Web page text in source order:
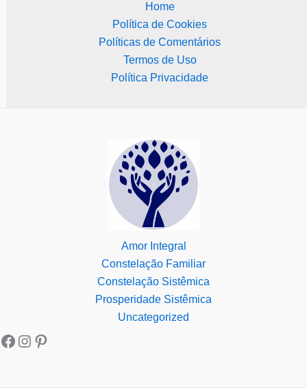
Home
Política de Cookies
Políticas de Comentários
Termos de Uso
Política Privacidade
Amor Integral
Constelação Familiar
Constelação Sistêmica
Prosperidade Sistêmica
Uncategorized